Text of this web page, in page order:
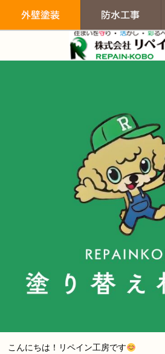
こんにちは！リペイン工房です